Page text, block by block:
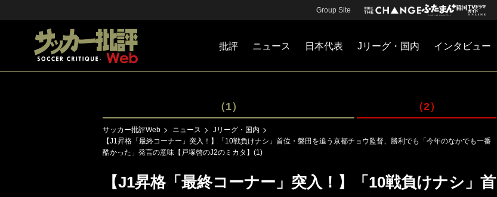
Group Site
批評 ニュース 日本代表 Jリーグ・国内 インタビュー
（1） （2）
サッカー批評Web ニュース
Jリーグ・国内
【J1昇格「最終コーナー」突入！】「10戦負けナシ」首位・磐田を追う京都チョウ監督、勝利でも「今年のなかでも一番
酷かった」発言の意味【戸塚啓のJ2のミカタ】(1)
【J1昇格「最終コーナー」突入！】「10戦負けナシ」首